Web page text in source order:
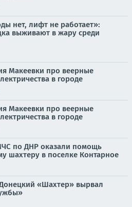
нет, лифт не работает»:
выживают в жару среди
Макеевки про веерные
в городе
Макеевки про веерные
в городе
по ДНР оказали помощь
шахтеру в поселке Контарное
«Шахтер» вырвал